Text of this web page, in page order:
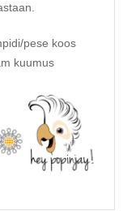
pese koos
kuumus